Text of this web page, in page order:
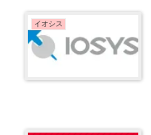
イオシス